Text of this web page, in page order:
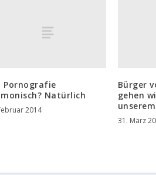
Pornografie
Natürlich
2014
Bürger
gehen
31. März